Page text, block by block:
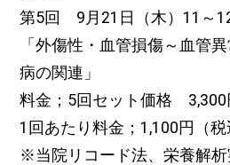
第5回 9月21日（木）11～
「外傷性・血管損傷～血管
病の関連」
料金；5回セット価格 3,300
1回あたり料金；1,100円（税
※当院リコード法、栄養解析